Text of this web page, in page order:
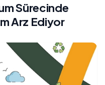
Sürecinde
Arz Ediyor